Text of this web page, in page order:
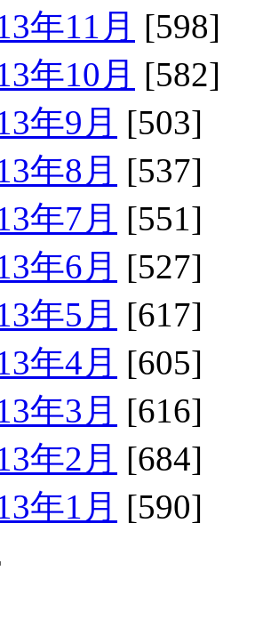
年11月 [598]
年10月 [582]
年9月 [503]
年8月 [537]
年7月 [551]
年6月 [527]
年5月 [617]
年4月 [605]
年3月 [616]
年2月 [684]
年1月 [590]